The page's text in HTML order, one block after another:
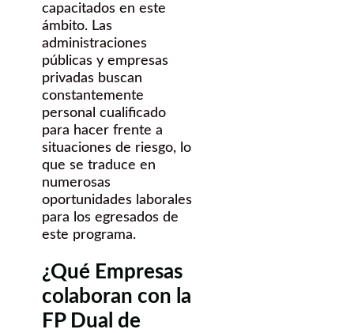
capacitados en este
ámbito. Las
administraciones
públicas y empresas
privadas buscan
constantemente
personal cualificado
para hacer frente a
situaciones de riesgo, lo
que se traduce en
numerosas
oportunidades laborales
para los egresados de
este programa.
¿Qué Empresas
colaboran con la
FP Dual de